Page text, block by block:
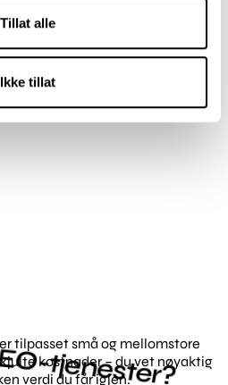
Tillat alle
Ikke tillat
tjenester?
tilpasset små og mellomstore
kostnader – du vet nøyaktig
verdi du får igjen.